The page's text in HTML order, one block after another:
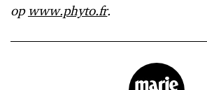
op www.phyto.fr.